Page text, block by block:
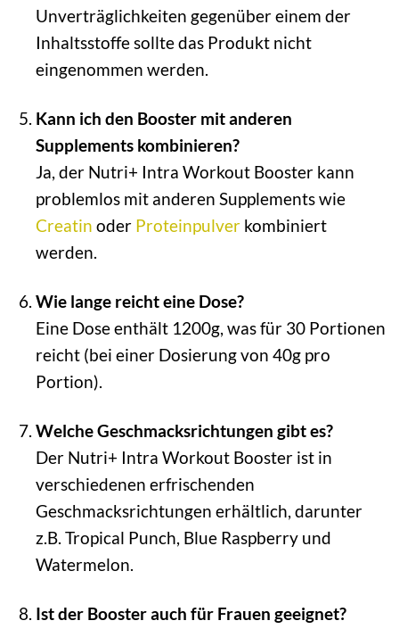
Unverträglichkeiten gegenüber einem der
Inhaltsstoffe sollte das Produkt nicht
eingenommen werden.
Kann ich den Booster mit anderen
Supplements kombinieren?
Ja, der Nutri+ Intra Workout Booster kann
problemlos mit anderen Supplements wie
Creatin oder Proteinpulverkombiniert
werden.
Wie lange reicht eine Dose?
Eine Dose enthält 1200g, was für 30 Portionen
reicht (bei einer Dosierung von 40g pro
Portion).
Welche Geschmacksrichtungen gibt es?
Der Nutri+ Intra Workout Booster ist in
verschiedenen erfrischenden
Geschmacksrichtungen erhältlich, darunter
z.B. Tropical Punch, Blue Raspberry und
Watermelon.
Ist der Booster auch für Frauen geeignet?